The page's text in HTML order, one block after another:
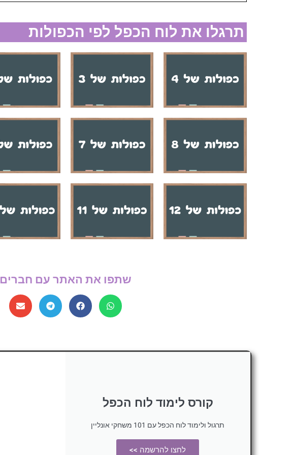
תרגלו את לוח הכפל לפי הכפולות
שתפו את האתר עם חברים
קורס לימוד לוח הכפל
תרגול ולימוד לוח הכפל עם 101 משחקי אונליין
לחצו להרשמה >>